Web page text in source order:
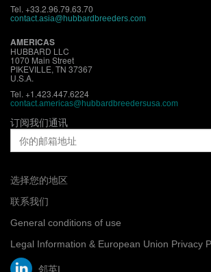
Tel. +33.2.96.79.63.70
contact.asia@hubbardbreeders.com
AMERICAS
HUBBARD LLC
1070 Main Street
PIKEVILLE, TN 37367
U.S.A.
Tel. +1.423.447.6224
contact.americas@hubbardbreedersusa.com
订阅我们通讯
选择您的地区
联系我们
General conditions of use
Legal Information & European Union Privacy
邻英I